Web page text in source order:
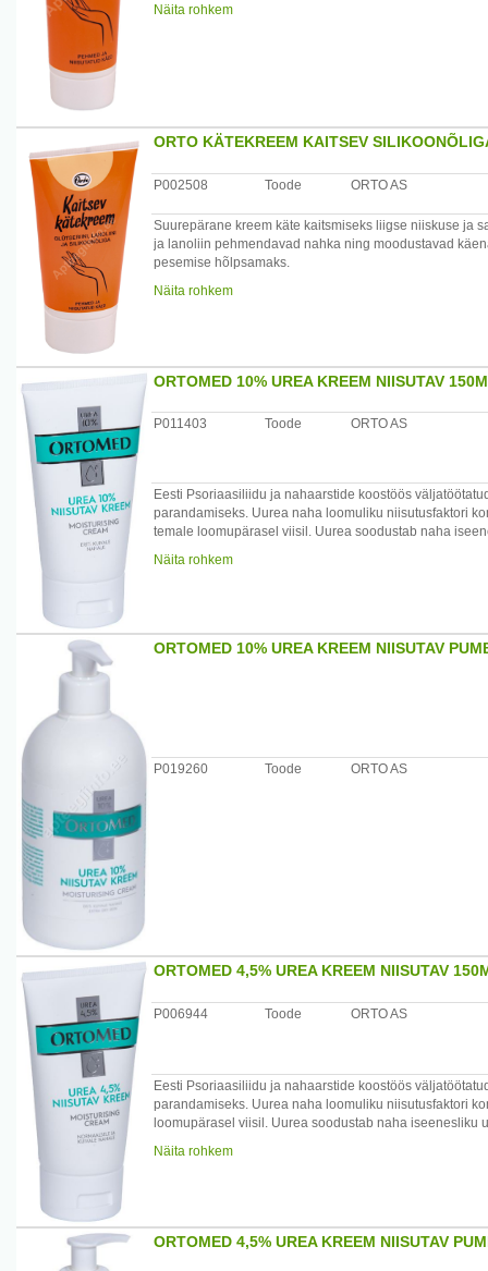
Tootja: AS Orto, Suur-Sõjamäe 30 11415 Tallinn, Eesti
Näita rohkem
ORTO KÄTEKREEM KAITSEV
P002508 Toode ORTO AS
Suurepärane kreem käte kaitsmiseks liigse niiskuse ja
ja lanoliin pehmendavad nahka ning moodustavad
pesemise hõlpsamaks.
Tootja: AS Orto, Suur-Sõjamäe 30 11415 Tallinn, Eesti
Näita rohkem
ORTOMED 10% UREA KREEM NIISUTAV
P011403 Toode ORTO AS
Eesti Psoriaasiliidu ja nahaarstide koostöös
parandamiseks. Uurea naha loomuliku niisutusfaktori
temale loomupärasel viisil. Uurea soodustab naha
kreemi niisutavat toimet. Ei sisalda sünteetilisi lõhna- ja
Näita rohkem
ORTOMED 10% UREA KREEM NIISUTAV
P019260 Toode ORTO AS
ORTOMED 4,5% UREA KREEM NIISUTAV
P006944 Toode ORTO AS
Eesti Psoriaasiliidu ja nahaarstide koostöös
parandamiseks. Uurea naha loomuliku niisutusfaktori
loomupärasel viisil. Uurea soodustab naha
niisutavat toimet. Ei sisalda sünteetilisi lõhna- ja
Näita rohkem
ORTOMED 4,5% UREA KREEM NIISUTAV